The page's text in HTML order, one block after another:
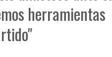
herramientas